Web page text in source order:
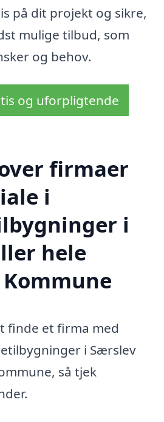
på dit projekt og sikre,
mulige tilbud, som
og behov.
og uforpligtende
firmaer
i
i
hele
finde et firma med
i Særslev
så tjek